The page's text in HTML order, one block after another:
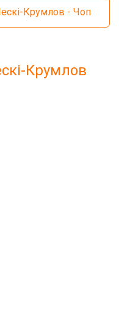
Крумлов - Чоп
Крумлов